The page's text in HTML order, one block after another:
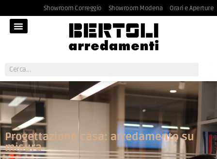
Showroom Correggio Showroom Modena Orari e Aperture
Progettazione casa: arredamento su
misura